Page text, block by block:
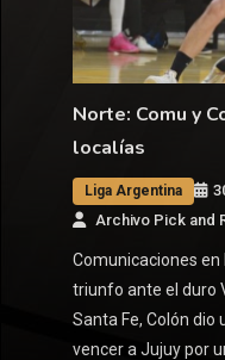
Norte: Comu y
localías
Liga Argentina
Archivo Pick and
Comunicaciones
triunfo ante el duro
Santa Fe, Colón dio
vencer a Jujuy por